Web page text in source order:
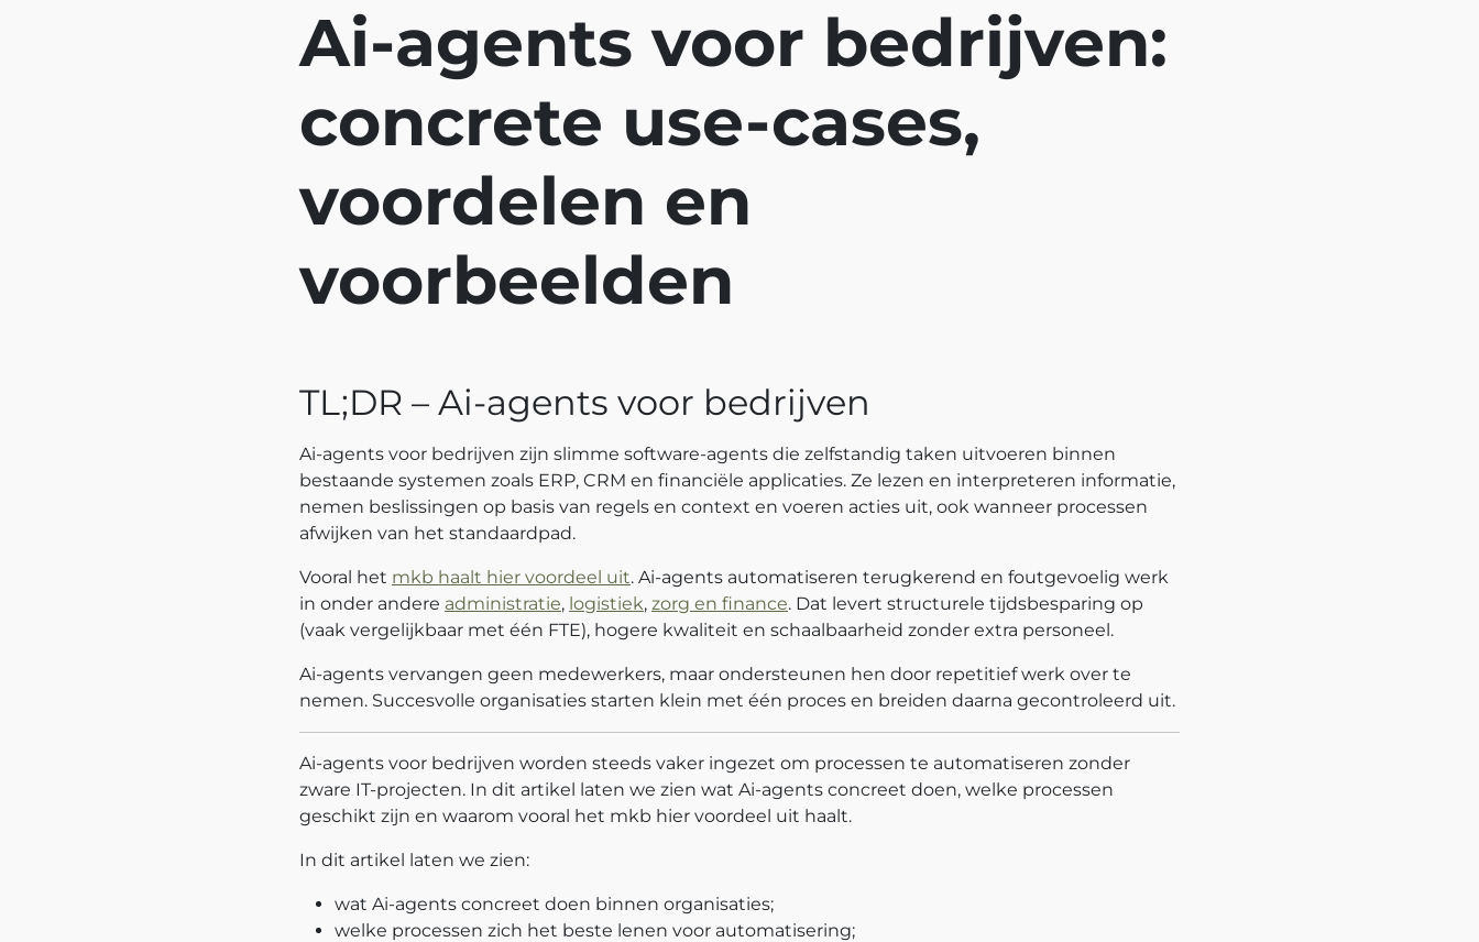
Ai-agents voor bedrijven:
concrete use-cases,
voordelen en
voorbeelden
TL;DR – Ai-agents voor bedrijven
Ai-agents voor bedrijven zijn slimme software-agents die zelfstandig taken uitvoeren binnen
bestaande systemen zoals ERP, CRM en financiële applicaties. Ze lezen en interpreteren informatie,
nemen beslissingen op basis van regels en context en voeren acties uit, ook wanneer processen
afwijken van het standaardpad.
Vooral het mkb haalt hier voordeel uit. Ai-agents automatiseren terugkerend en foutgevoelig werk
in onder andere administratie, logistiek, zorg en finance. Dat levert structurele tijdsbesparing op
(vaak vergelijkbaar met één FTE), hogere kwaliteit en schaalbaarheid zonder extra personeel.
Ai-agents vervangen geen medewerkers, maar ondersteunen hen door repetitief werk over te
nemen. Succesvolle organisaties starten klein met één proces en breiden daarna gecontroleerd uit.
Ai-agents voor bedrijven worden steeds vaker ingezet om processen te automatiseren zonder
zware IT-projecten. In dit artikel laten we zien wat Ai-agents concreet doen, welke processen
geschikt zijn en waarom vooral het mkb hier voordeel uit haalt.
In dit artikel laten we zien:
wat Ai-agents concreet doen binnen organisaties;
welke processen zich het beste lenen voor automatisering;